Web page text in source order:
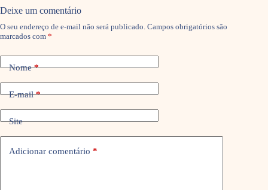
Deixe um comentário
O seu endereço de e-mail não será publicado. Campos obrigatórios são
marcados com *
Nome*
E-mail*
Site
Adicionar comentário *